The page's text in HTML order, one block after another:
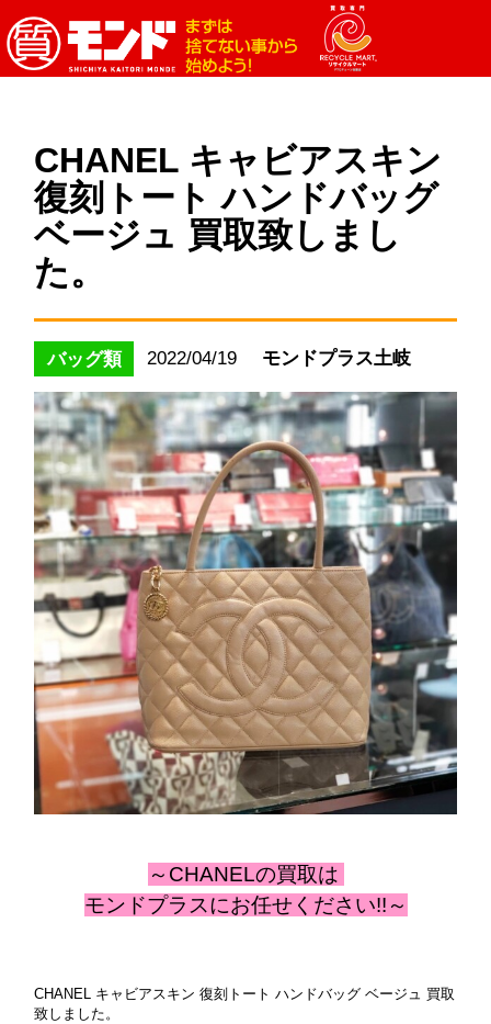
CHANEL キャビアスキン
復刻トート ハンドバッグ
ベージュ 買取致しまし
た。
バッグ類 2022/04/19 モンドプラス土岐
～CHANELの買取は
モンドプラスにお任せください!!～
CHANEL キャビアスキン 復刻トート ハンドバッグ ベージュ 買取
致しました。